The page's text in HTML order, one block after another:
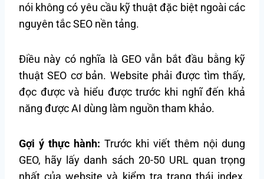
nói không có yêu cầu kỹ thuật đặc biệt ngoài các
nguyên tắc SEO nền tảng.
Điều này có nghĩa là GEO vẫn bắt đầu bằng kỹ
thuật SEO cơ bản. Website phải được tìm thấy,
đọc được và hiểu được trước khi nghĩ đến khả
năng được AI dùng làm nguồn tham khảo.
Gợi ý thực hành: Trước khi viết thêm nội dung
GEO, hãy lấy danh sách 20-50 URL quan trọng
nhất của website và kiểm tra trạng thái index,